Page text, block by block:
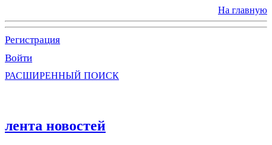
На главную
Регистрация
Войти
РАСШИРЕННЫЙ ПОИСК
лента новостей